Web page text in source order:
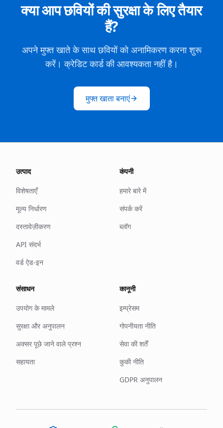
क्या आप छवियों की सुरक्षा के लिए तैयार
हैं?
अपने मुफ्त खाते के साथ छवियों को अनामिकरण करना शुरू
करें। क्रेडिट कार्ड की आवश्यकता नहीं है।
मुफ्त खाता बनाएं
उत्पाद
विशेषताएँ
मूल्य निर्धारण
दस्तावेज़ीकरण
API संदर्भ
वर्ड ऐड-इन
कंपनी
हमारे बारे में
संपर्क करें
ब्लॉग
संसाधन
उपयोग के मामले
सुरक्षा और अनुपालन
अक्सर पूछे जाने वाले प्रश्न
सहायता
कानूनी
इम्प्रेसम
गोपनीयता नीति
सेवा की शर्तें
कुकी नीति
GDPR अनुपालन